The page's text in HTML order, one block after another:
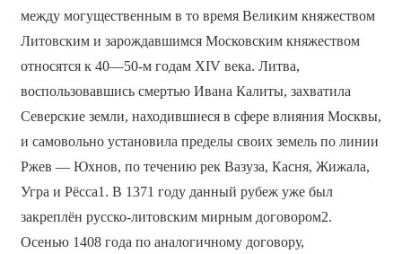
между могущественным в то время Великим княжеством
Литовским и зарождавшимся Московским княжеством
относятся к 40—50-м годам XIV века. Литва,
воспользовавшись смертью Ивана Калиты, захватила
Северские земли, находившиеся в сфере влияния Москвы,
и самовольно установила пределы своих земель по линии
Ржев — Юхнов, по течению рек Вазуза, Касня, Жижала,
Угра и Рёсса1. В 1371 году данный рубеж уже был
закреплён русско-литовским мирным договором2.
Осенью 1408 года по аналогичному договору,